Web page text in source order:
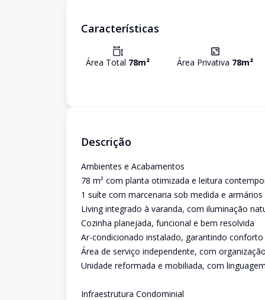
Características
Área Total 78m² Área Privativa 78m²
Descrição
Ambientes e Acabamentos
78 m² com planta otimizada e leitura
1 suíte com marcenaria sob medida e
Living integrado à varanda, com iluminação
Cozinha planejada, funcional e bem resolvida
Ar-condicionado instalado, garantindo
Área de serviço independente, com
Unidade reformada e mobiliada, com
Infraestrutura Condominial